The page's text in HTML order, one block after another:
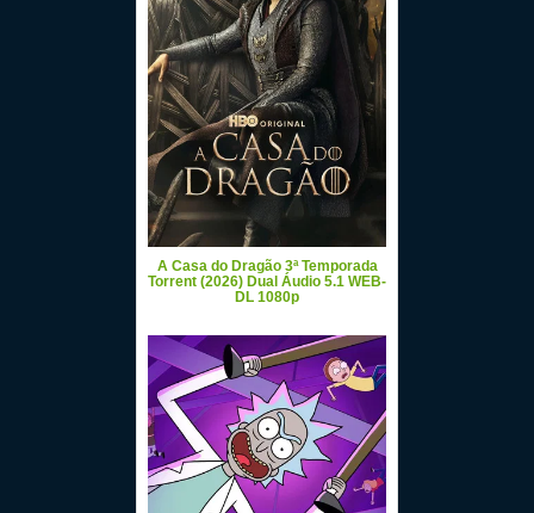
A Casa do Dragão 3ª Temporada
Torrent (2026) Dual Áudio 5.1 WEB-
DL 1080p